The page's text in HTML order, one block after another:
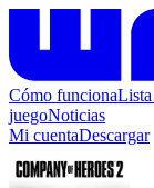
Cómo funcionaLista
juegoNoticias
Mi cuentaDescargar